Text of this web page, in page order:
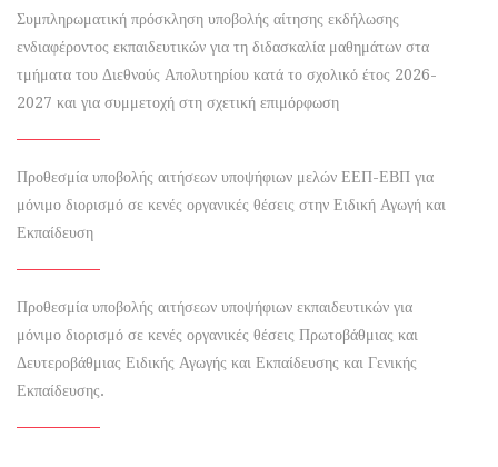
Συμπληρωματική πρόσκληση υποβολής αίτησης εκδήλωσης
ενδιαφέροντος εκπαιδευτικών για τη διδασκαλία μαθημάτων στα
τμήματα του Διεθνούς Απολυτηρίου κατά το σχολικό έτος 2026-
2027 και για συμμετοχή στη σχετική επιμόρφωση
Προθεσμία υποβολής αιτήσεων υποψήφιων μελών ΕΕΠ-ΕΒΠ για
μόνιμο διορισμό σε κενές οργανικές θέσεις στην Ειδική Αγωγή και
Εκπαίδευση
Προθεσμία υποβολής αιτήσεων υποψήφιων εκπαιδευτικών για
μόνιμο διορισμό σε κενές οργανικές θέσεις Πρωτοβάθμιας και
Δευτεροβάθμιας Ειδικής Αγωγής και Εκπαίδευσης και Γενικής
Εκπαίδευσης.